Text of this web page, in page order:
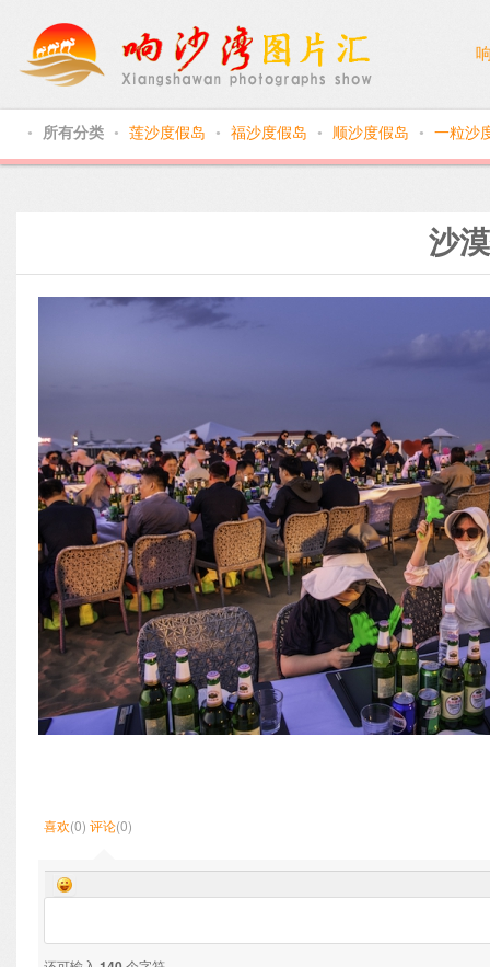
● 所有分类 ● 莲沙度假岛 ● 福沙度假岛 ● 顺沙度假岛 ● 一粒沙
沙
喜欢(0) 评论(0)